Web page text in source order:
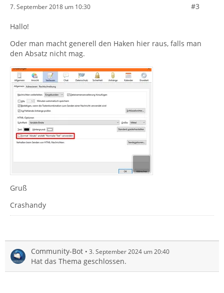
7. September 2018 um 10:30 #3
Hallo!
Oder man macht generell den Haken hier raus, falls man
den Absatz nicht mag.
Gruß
Crashandy
Community-Bot 3. September 2024 um 20:40
Hat das Thema geschlossen.